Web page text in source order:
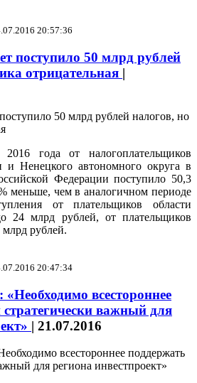
20:57:36
поступило 50 млрд рублей
отрицательная |
года от налогоплательщиков
и Ненецкого автономного округа в
Федерации поступило 50,3
меньше, чем в аналогичном периоде
от плательщиков области
24 млрд рублей, от плательщиков
млрд рублей.
20:47:34
всестороннее
важный для
| 21.07.2016